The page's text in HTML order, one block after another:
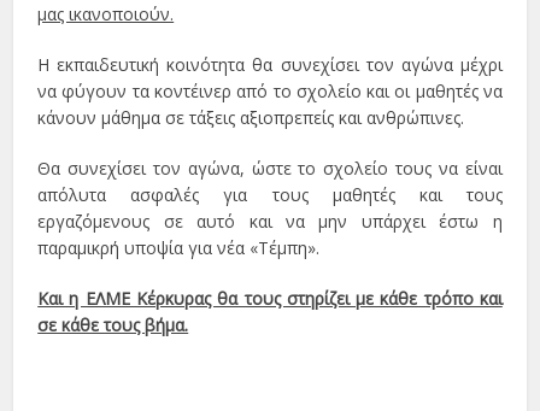
μας ικανοποιούν.
Η εκπαιδευτική κοινότητα θα συνεχίσει τον αγώνα μέχρι
να φύγουν τα κοντέινερ από το σχολείο και οι μαθητές να
κάνουν μάθημα σε τάξεις αξιοπρεπείς και ανθρώπινες.
Θα συνεχίσει τον αγώνα, ώστε το σχολείο τους να είναι
απόλυτα ασφαλές για τους μαθητές και τους
εργαζόμενους σε αυτό και να μην υπάρχει έστω η
παραμικρή υποψία για νέα «Τέμπη».
Και η ΕΛΜΕ Κέρκυρας θα τους στηρίζει με κάθε τρόπο και
σε κάθε τους βήμα.